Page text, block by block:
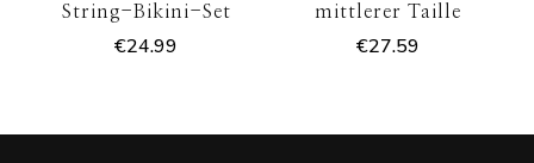
String-Bikini-Set
€24.99
mittlerer Taille
€27.59